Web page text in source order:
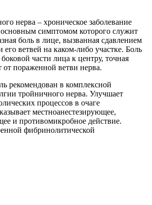
нерва – хроническое заболевание
симптомом которого служит
боль в лице, вызванная сдавлением
его ветвей на каком-либо участке. Боль
боковой части лица к центру, точная
от пораженной ветви нерва.
рекомендован в комплексной
тройничного нерва. Улучшает
процессов в очаге
местноанестезирующее,
и противомикробное действие.
фибринолитической